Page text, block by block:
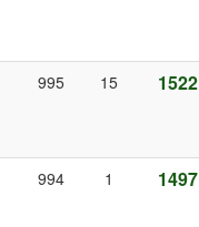
995 15 1522
994 1 1497